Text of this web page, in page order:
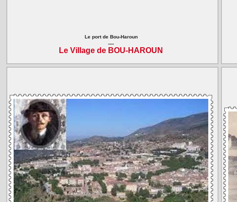
Le port de Bou-Haroun
----
Le Village de BOU-HAROUN